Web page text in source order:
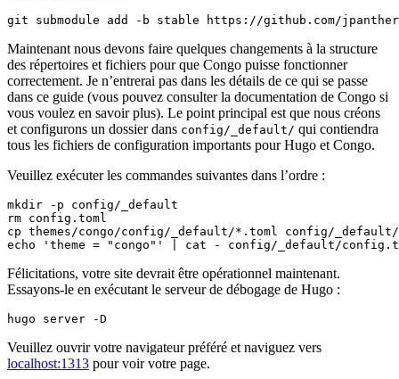
git submodule add -b stable https://github.com/
Maintenant nous devons faire quelques changements à la structure
des répertoires et fichiers pour que Congo puisse fonctionner
correctement. Je n’entrerai pas dans les détails de ce qui se passe
dans ce guide (vous pouvez consulter la documentation de Congo si
vous voulez en savoir plus). Le point principal est que nous créons
et configurons un dossier dans config/_default/ qui contiendra
tous les fichiers de configuration importants pour Hugo et Congo.
Veuillez exécuter les commandes suivantes dans l’ordre :
echo 'theme = "congo"' | cat - config/_default/
Félicitations, votre site devrait être opérationnel maintenant.
Essayons-le en exécutant le serveur de débogage de Hugo :
hugo server -D
Veuillez ouvrir votre navigateur préféré et naviguez vers
localhost:1313 pour voir votre page.